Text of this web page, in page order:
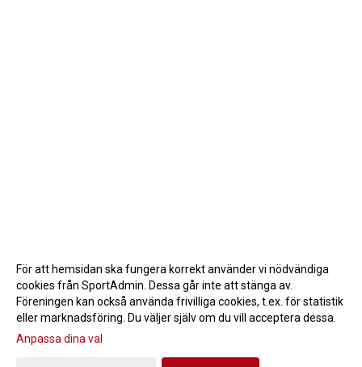
Gå till Webbversion
För att hemsidan ska fungera korrekt använder vi nödvändiga
cookies från SportAdmin. Dessa går inte att stänga av.
Föreningen kan också använda frivilliga cookies, t.ex. för statistik
eller marknadsföring. Du väljer själv om du vill acceptera dessa.
Anpassa dina val